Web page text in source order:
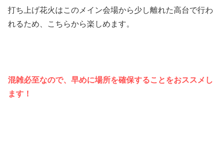
打ち上げ花火はこのメイン会場から少し離れた高台で行わ
れるため、こちらから楽しめます。
混雑必至なので、早めに場所を確保することをおススメし
ます！